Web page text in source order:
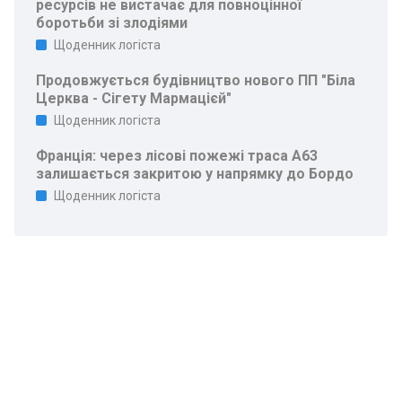
ресурсів не вистачає для повноцінної
боротьби зі злодіями
Щоденник логіста
Продовжується будівництво нового ПП "Біла
Церква - Сігету Мармацієй"
Щоденник логіста
Франція: через лісові пожежі траса A63
залишається закритою у напрямку до Бордо
Щоденник логіста